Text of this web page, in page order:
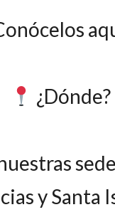
¿Dónde?
y Santa